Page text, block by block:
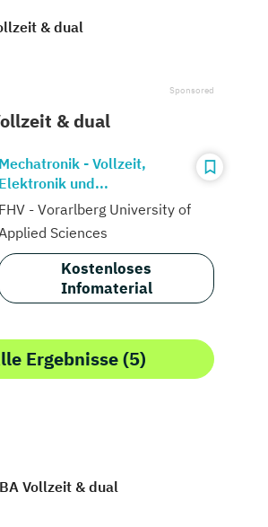
& dual
& dual
Mechatronik - Vollzeit,
Elektronik und...
FHV - Vorarlberg University of
Sciences
Kostenloses
Infomaterial
Ergebnisse (5)
Vollzeit & dual